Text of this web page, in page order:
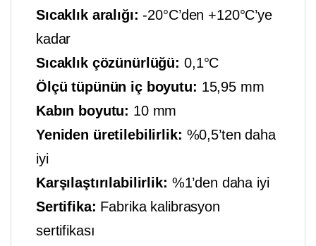
Sıcaklık aralığı: -20°C’den +120°C’ye
kadar
Sıcaklık çözünürlüğü: 0,1°C
Ölçü tüpünün iç boyutu: 15,95 mm
Kabın boyutu: 10 mm
Yeniden üretilebilirlik: %0,5’ten daha
iyi
Karşılaştırılabilirlik: %1’den daha iyi
Sertifika: Fabrika kalibrasyon
sertifikası